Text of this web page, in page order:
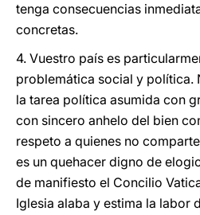
tenga consecuencias
concretas.
4. Vuestro país es
problemática social y política.
la tarea política asumida con
con sincero anhelo del bien
respeto a quienes no
es un quehacer digno de
de manifiesto el Concilio
Iglesia alaba y estima la labor